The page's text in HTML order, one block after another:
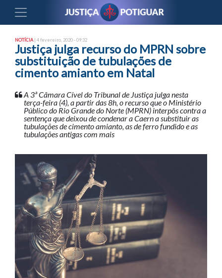
NOTÍCIA | 4 fevereiro, 2020 - 09:32
Justiça julga recurso do MPRN sobre
substituição de tubulações de
cimento amianto em Natal
A 3ª Câmara Cível do Tribunal de Justiça julga nesta
terça-feira (4), a partir das 8h, o recurso que o Ministério
Público do Rio Grande do Norte (MPRN) interpôs contra a
sentença que deixou de condenar a Caern a substituir as
tubulações de cimento amianto, as de ferro fundido e as
tubulações antigas com mais